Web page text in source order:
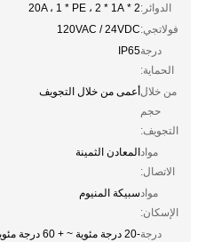
الدوائر:2 * 20A ، 1 * PE ، 2 * 1A
فولاتجي:120VAC / 24VDC
درجة
الحماية:
IP65
من خلال
حجم
التجويف:
أعمى من خلال التجويف
مواد
الاتصال:
المعادن الثمينة
مواد
الإسكان:
سبيكة المنيوم
درجة-20 درجة مئوية ~ + 60 درجة مئوية